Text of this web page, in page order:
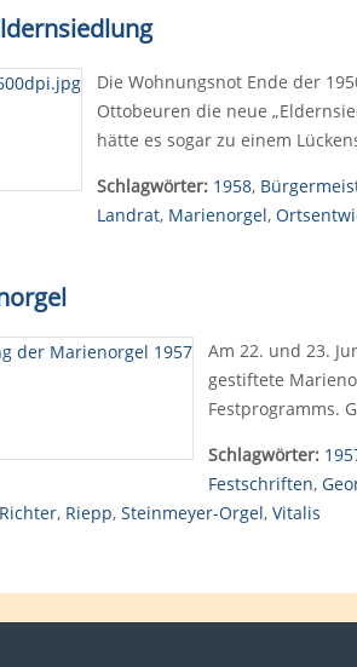
Die Wohnungsnot Ende der
Ottobeuren die neue
hätte es sogar zu einem
Schlagwörter: 1958,
Landrat, Marienorgel,
Am 22. und 23.
gestiftete
Festprogramms.
Schlagwörter:
Festschriften,
Richter, Riepp, Steinmeyer-Orgel, Vitalis